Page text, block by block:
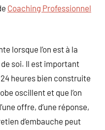
Coaching Professionnel
lorsque l’on est à la
soi. Il est important
heures bien construite
oscillent et que l’on
offre, d’une réponse,
d’embauche peut